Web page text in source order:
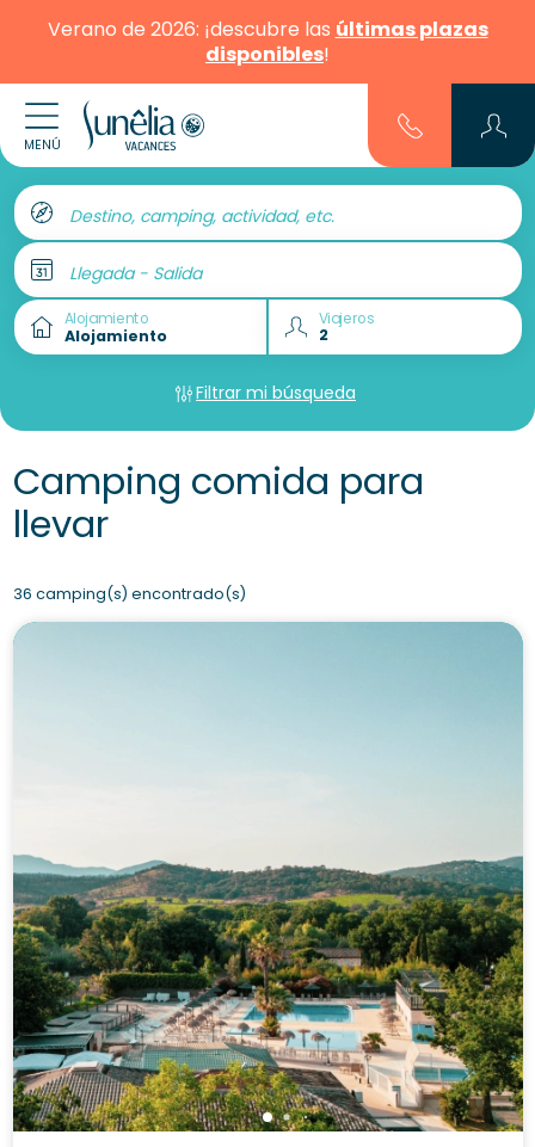
Verano de 2026: ¡descubre las últimas plazas
disponibles!
MENÚ
Destino, camping, actividad, etc.
Llegada - Salida
Alojamiento Viajeros
Filtrar mi búsqueda
Camping comida para
llevar
36 camping(s) encontrado(s)